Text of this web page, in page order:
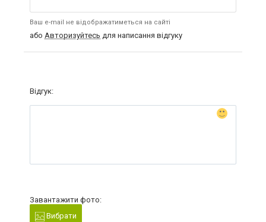
Ваш e-mail не відображатиметься на сайті
або Авторизуйтесь для написання відгуку
Відгук:
Завантажити фото:
Вибрати